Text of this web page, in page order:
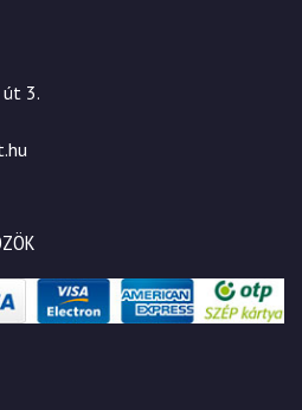
út 3.